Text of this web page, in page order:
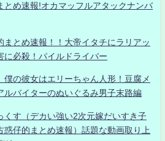
とめ速報!オカマッフルアタックナンバ
まとめ速報！！大帝イタチにラリアッ
に必殺！パイルドライバー
の彼女はエリーちゃん人形！豆腐メ
ルバイターのぬいぐるみ男子末路編
くす（デカい強い2次元嫁だいすき子
惑仔的まとめ速報）話題な動画取り上